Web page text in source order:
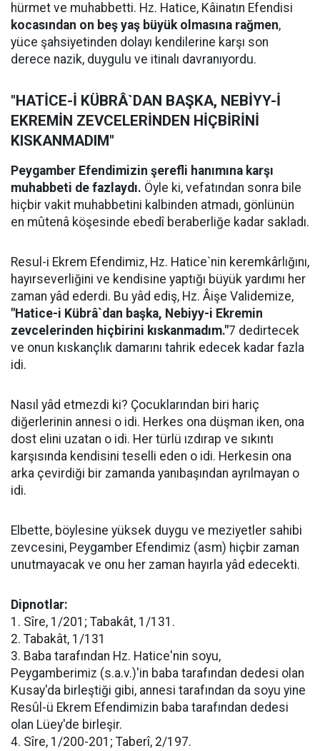
hürmet ve muhabbetti. Hz. Hatice, Kâinatın Efendisi
kocasından on beş yaş büyük olmasına rağmen,
yüce şahsiyetinden dolayı kendilerine karşı son
derece nazik, duygulu ve itinalı davranıyordu.
"HATİCE-İ KÜBRÂ`DAN BAŞKA, NEBİYY-İ
EKREMİN ZEVCELERİNDEN HİÇBİRİNİ
KISKANMADIM"
Peygamber Efendimizin şerefli hanımına karşı
muhabbeti de fazlaydı. Öyle ki, vefatından sonra bile
hiçbir vakit muhabbetini kalbinden atmadı, gönlünün
en mûtenâ köşesinde ebedî beraberliğe kadar sakladı.
Resul-i Ekrem Efendimiz, Hz. Hatice`nin keremkârlığını,
hayırseverliğini ve kendisine yaptığı büyük yardımı her
zaman yâd ederdi. Bu yâd ediş, Hz. Âişe Validemize,
"Hatice-i Kübrâ`dan başka, Nebiyy-i Ekremin
zevcelerinden hiçbirini kıskanmadım."7 dedirtecek
ve onun kıskançlık damarını tahrik edecek kadar fazla
idi.
Nasıl yâd etmezdi ki? Çocuklarından biri hariç
diğerlerinin annesi o idi. Herkes ona düşman iken, ona
dost elini uzatan o idi. Her türlü ızdırap ve sıkıntı
karşısında kendisini teselli eden o idi. Herkesin ona
arka çevirdiği bir zamanda yanıbaşından ayrılmayan o
idi.
Elbette, böylesine yüksek duygu ve meziyetler sahibi
zevcesini, Peygamber Efendimiz (asm) hiçbir zaman
unutmayacak ve onu her zaman hayırla yâd edecekti.
Dipnotlar:
1. Sîre, 1/201; Tabakât, 1/131.
2. Tabakât, 1/131
3. Baba tarafından Hz. Hatice'nin soyu,
Peygamberimiz (s.a.v.)'in baba tarafından dedesi olan
Kusay'da birleştiği gibi, annesi tarafından da soyu yine
Resûl-ü Ekrem Efendimizin baba tarafından dedesi
olan Lüey'de birleşir.
4. Sîre, 1/200-201; Taberî, 2/197.